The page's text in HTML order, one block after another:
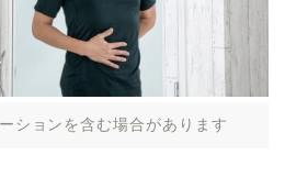
ションを含む場合があります